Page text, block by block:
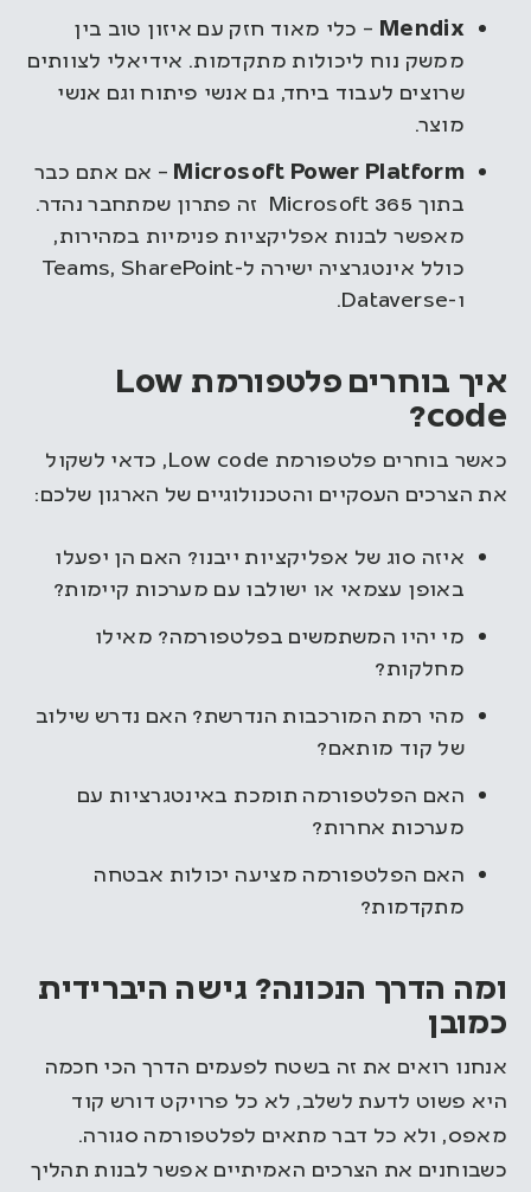
Mendix – כלי מאוד חזק עם איזון טוב בין
ממשק נוח ליכולות מתקדמות. אידיאלי לצוותים
שרוצים לעבוד ביחד, גם אנשי פיתוח וגם אנשי
מוצר.
Microsoft Power Platform – אם אתם כבר
בתוך Microsoft 365 זה פתרון שמתחבר נהדר.
מאפשר לבנות אפליקציות פנימיות במהירות,
כולל אינטגרציה ישירה ל-Teams, SharePoint
ו-Dataverse.
איך בוחרים פלטפורמת Low
code?
כאשר בוחרים פלטפורמת Low code, כדאי לשקול
את הצרכים העסקיים והטכנולוגיים של הארגון שלכם:
איזה סוג של אפליקציות ייבנו? האם הן יפעלו
באופן עצמאי או ישולבו עם מערכות קיימות?
מי יהיו המשתמשים בפלטפורמה? מאילו
מחלקות?
מהי רמת המורכבות הנדרשת? האם נדרש שילוב
של קוד מותאם?
האם הפלטפורמה תומכת באינטגרציות עם
מערכות אחרות?
האם הפלטפורמה מציעה יכולות אבטחה
מתקדמות?
ומה הדרך הנכונה? גישה היברידית
כמובן
אנחנו רואים את זה בשטח לפעמים הדרך הכי חכמה
היא פשוט לדעת לשלב, לא כל פרויקט דורש קוד
מאפס, ולא כל דבר מתאים לפלטפורמה סגורה.
כשבוחנים את הצרכים האמיתיים אפשר לבנות תהליך